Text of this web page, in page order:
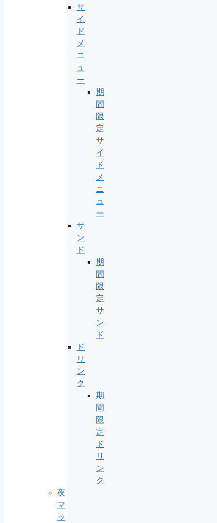
サ
イ
ド
メ
ニ
ュ
ー
期
間
限
定
サ
イ
ド
メ
ニ
ュ
ー
サ
ン
ド
期
間
限
定
サ
ン
ド
ド
リ
ン
ク
期
間
限
定
ド
リ
ン
ク
夜
マ
ッ